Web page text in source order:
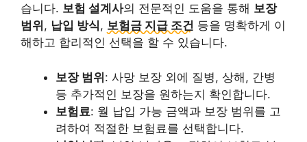
습니다. 보험 설계사의 전문적인 도움을 통해 보장
범위 , 납입 방식, 보험금 지급 조건 등을 명확하게 이
해하고 합리적인 선택을 할 수 있습니다.
보장 범위: 사망 보장 외에 질병, 상해, 간병
등 추가적인 보장을 원하는지 확인합니다.
보험료: 월 납입 가능 금액과 보장 범위를 고
려하여 적절한 보험료를 선택합니다.